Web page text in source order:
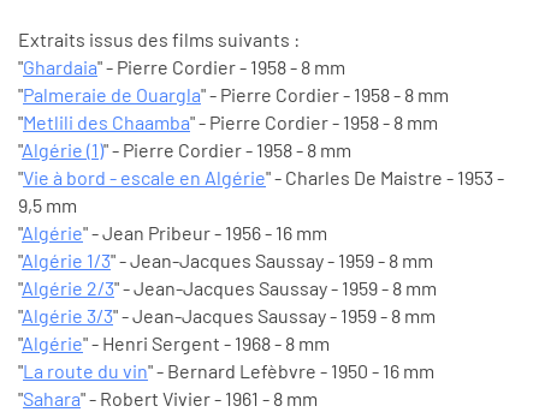
Extraits issus des films suivants :
"Ghardaia" - Pierre Cordier - 1958 - 8 mm
"Palmeraie de Ouargla" - Pierre Cordier - 1958 - 8 mm
"Metlili des Chaamba" - Pierre Cordier - 1958 - 8 mm
"Algérie (1)" - Pierre Cordier - 1958 - 8 mm
"Vie à bord - escale en Algérie" - Charles De Maistre - 1953 -
9,5 mm
"Algérie" - Jean Pribeur - 1956 - 16 mm
"Algérie 1/3" - Jean-Jacques Saussay - 1959 - 8 mm
"Algérie 2/3" - Jean-Jacques Saussay - 1959 - 8 mm
"Algérie 3/3" - Jean-Jacques Saussay - 1959 - 8 mm
"Algérie" - Henri Sergent - 1968 - 8 mm
"La route du vin" - Bernard Lefèbvre - 1950 - 16 mm
"Sahara" - Robert Vivier - 1961 - 8 mm